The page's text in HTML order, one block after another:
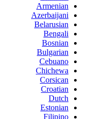
Armenian
Azerbaijani
Belarusian
Bengali
Bosnian
Bulgarian
Cebuano
Chichewa
Corsican
Croatian
Dutch
Estonian
Filipino